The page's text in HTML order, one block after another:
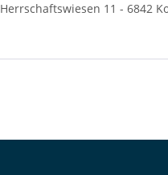
Herrschaftswiesen 11 - 6842